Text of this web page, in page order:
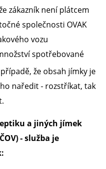
zákazník není plátcem
společnosti OVAK
vozu
spotřebované
že obsah jímky je
naředit - rozstříkat, tak
a jiných jímek
- služba je